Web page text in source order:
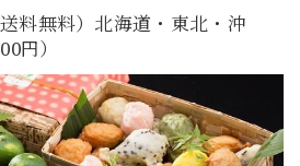
料無料）北海道・東北・沖
円）